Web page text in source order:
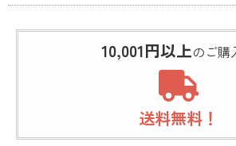
10,001円以上のご購
送料無料！